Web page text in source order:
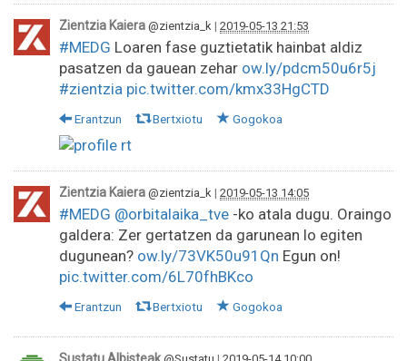
Zientzia Kaiera @zientzia_k | 2019-05-13 21:53
#MEDG Loaren fase guztietatik hainbat aldiz
pasatzen da gauean zehar ow.ly/pdcm50u6r5j
#zientzia pic.twitter.com/kmx33HgCTD
Erantzun Bertxiotu Gogokoa
Zientzia Kaiera @zientzia_k | 2019-05-13 14:05
#MEDG @orbitalaika_tve -ko atala dugu. Oraingo
galdera: Zer gertatzen da garunean lo egiten
dugunean? ow.ly/73VK50u91Qn Egun on!
pic.twitter.com/6L70fhBKco
Erantzun Bertxiotu Gogokoa